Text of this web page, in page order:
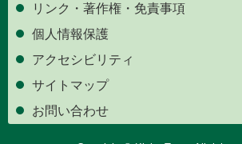
リンク・著作権・免責事項
個人情報保護
アクセシビリティ
サイトマップ
お問い合わせ